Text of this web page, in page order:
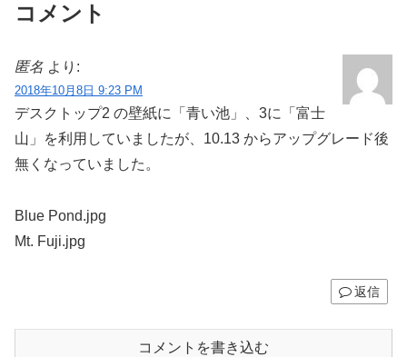
コメント
匿名 より:
2018年10月8日 9:23 PM
デスクトップ2 の壁紙に「青い池」、3に「富士
山」を利用していましたが、10.13 からアップグレード後
無くなっていました。
Blue Pond.jpg
Mt. Fuji.jpg
返信
コメントを書き込む